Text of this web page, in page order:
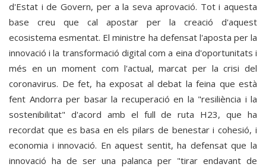
d'Estat i de Govern, per a la seva aprovació. Tot i aquesta
base creu que cal apostar per la creació d'aquest
ecosistema esmentat. El ministre ha defensat l'aposta per la
innovació i la transformació digital com a eina d'oportunitats i
més en un moment com l'actual, marcat per la crisi del
coronavirus. De fet, ha exposat al debat la feina que està
fent Andorra per basar la recuperació en la "resiliència i la
sostenibilitat" d'acord amb el full de ruta H23, que ha
recordat que es basa en els pilars de benestar i cohesió, i
economia i innovació. En aquest sentit, ha defensat que la
innovació ha de ser una palanca per "tirar endavant de